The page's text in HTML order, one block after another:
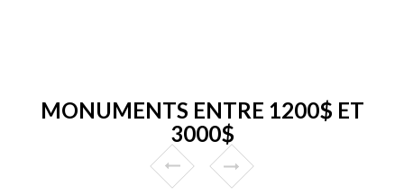
MONUMENTS ENTRE 1200$ ET
3000$